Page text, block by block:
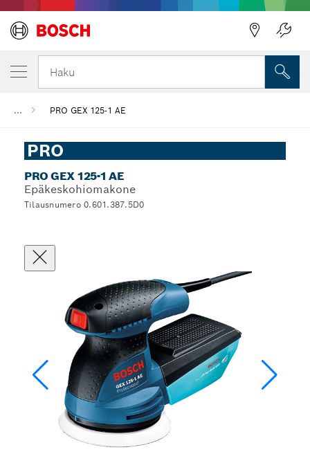
Haku
... PRO GEX 125-1 AE
PRO
PRO GEX 125-1 AE
Epäkeskohiomakone
Tilausnumero 0.601.387.5D0